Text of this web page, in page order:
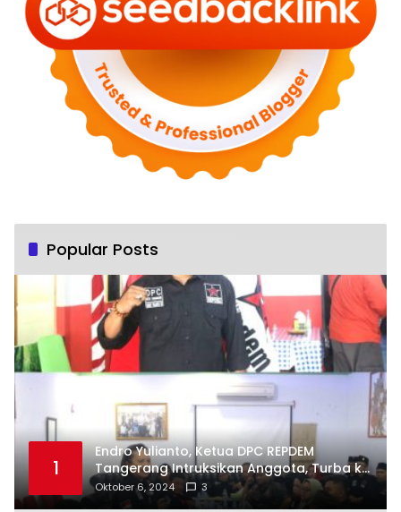
Popular Posts
1
Endro Yulianto, Ketua DPC REPDEM
Tangerang Intruksikan Anggota, Turba ke
Masyarakat Dan Jalani Apa Yang di
Putuskan RAKERCABSUS
Oktober 6, 2024 3